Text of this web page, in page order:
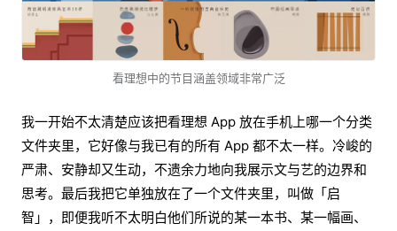
看理想中的节目涵盖领域非常广泛
我一开始不太清楚应该把看理想 App 放在手机上哪一个分类
文件夹里，它好像与我已有的所有 App 都不太一样。冷峻的
严肃、安静却又生动，不遗余力地向我展示文与艺的边界和
思考。最后我把它单独放在了一个文件夹里，叫做「启
智」，即便我听不太明白他们所说的某一本书、某一幅画、